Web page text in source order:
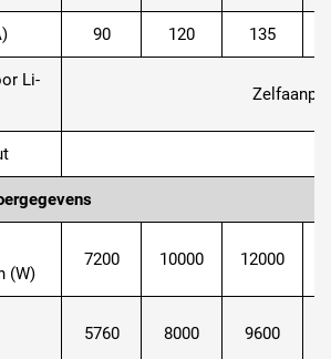
90 120 135
Li-
(W)
7200 10000 12000
5760 8000 9600